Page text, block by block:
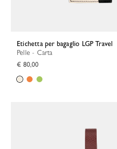
Etichetta per bagaglio LGP Travel
Pelle - Carta
€ 80,00